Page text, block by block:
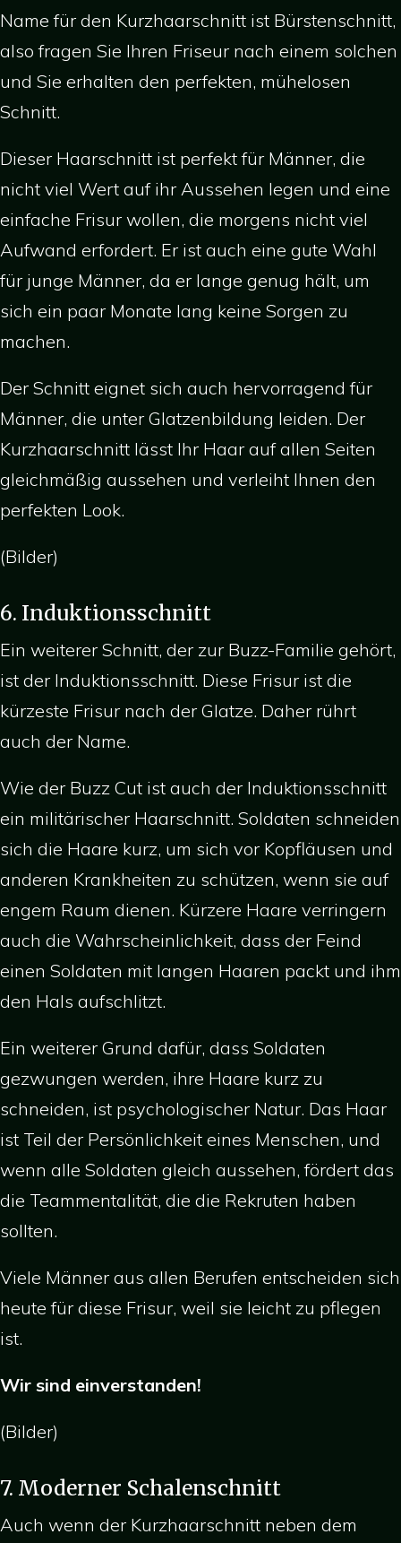
Name für den Kurzhaarschnitt ist Bürstenschnitt,
also fragen Sie Ihren Friseur nach einem solchen
und Sie erhalten den perfekten, mühelosen
Schnitt.
Dieser Haarschnitt ist perfekt für Männer, die
nicht viel Wert auf ihr Aussehen legen und eine
einfache Frisur wollen, die morgens nicht viel
Aufwand erfordert. Er ist auch eine gute Wahl
für junge Männer, da er lange genug hält, um
sich ein paar Monate lang keine Sorgen zu
machen.
Der Schnitt eignet sich auch hervorragend für
Männer, die unter Glatzenbildung leiden. Der
Kurzhaarschnitt lässt Ihr Haar auf allen Seiten
gleichmäßig aussehen und verleiht Ihnen den
perfekten Look.
(Bilder)
6. Induktionsschnitt
Ein weiterer Schnitt, der zur Buzz-Familie gehört,
ist der Induktionsschnitt. Diese Frisur ist die
kürzeste Frisur nach der Glatze. Daher rührt
auch der Name.
Wie der Buzz Cut ist auch der Induktionsschnitt
ein militärischer Haarschnitt. Soldaten schneiden
sich die Haare kurz, um sich vor Kopfläusen und
anderen Krankheiten zu schützen, wenn sie auf
engem Raum dienen. Kürzere Haare verringern
auch die Wahrscheinlichkeit, dass der Feind
einen Soldaten mit langen Haaren packt und ihm
den Hals aufschlitzt.
Ein weiterer Grund dafür, dass Soldaten
gezwungen werden, ihre Haare kurz zu
schneiden, ist psychologischer Natur. Das Haar
ist Teil der Persönlichkeit eines Menschen, und
wenn alle Soldaten gleich aussehen, fördert das
die Teammentalität, die die Rekruten haben
sollten.
Viele Männer aus allen Berufen entscheiden sich
heute für diese Frisur, weil sie leicht zu pflegen
ist.
Wir sind einverstanden!
(Bilder)
7. Moderner Schalenschnitt
Auch wenn der Kurzhaarschnitt neben dem